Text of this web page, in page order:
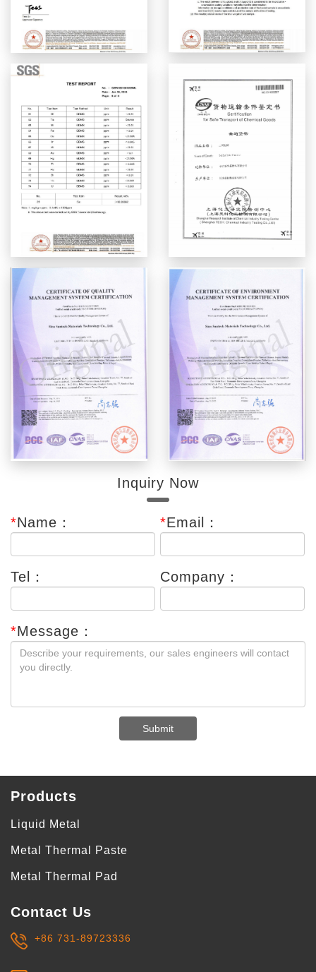
Inquiry Now
*Name： *Email：
Tel： Company：
*Message：
Submit
Products
Liquid Metal
Metal Thermal Paste
Metal Thermal Pad
Contact Us
+86 731-89723336